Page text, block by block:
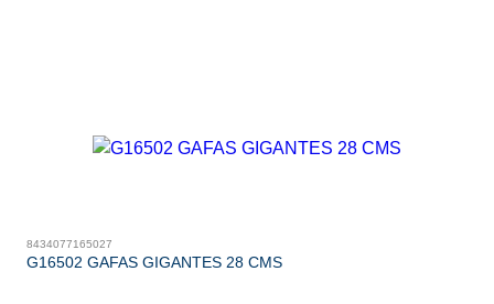
8434077165027
G16502 GAFAS GIGANTES 28 CMS